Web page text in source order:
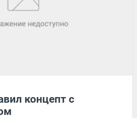
концепт с